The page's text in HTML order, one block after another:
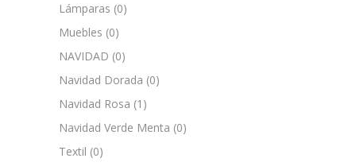
Lámparas (0)
Muebles (0)
NAVIDAD (0)
Navidad Dorada (0)
Navidad Rosa (1)
Navidad Verde Menta (0)
Textil (0)